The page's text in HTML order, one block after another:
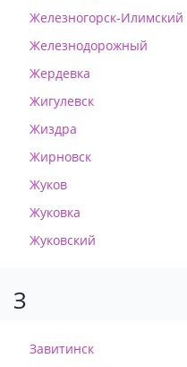
Железногорск-Илимский
Железнодорожный
Жердевка
Жигулевск
Жиздра
Жирновск
Жуков
Жуковка
Жуковский
З
Завитинск